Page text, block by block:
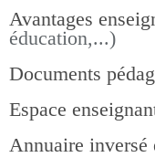
Avantages
éducation,...)
Documents
Espace
Annuaire inversé